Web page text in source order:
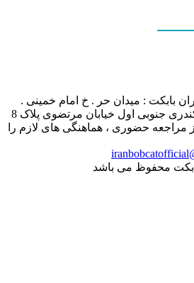
بابکت : میدان حر . خ امام خمینی .
خیابان کمالی . خیابان اسکندری جنوبی اول خیابان مرتضوی پلاک 8
حضوری ، هماهنگی های لازم را
محفوظ می باشد